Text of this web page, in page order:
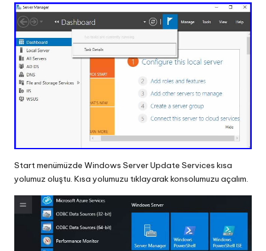
Start menümüzde Windows Server Update Services kısa
yolumuz oluştu. Kısa yolumuzu tıklayarak konsolumuzu açalım.